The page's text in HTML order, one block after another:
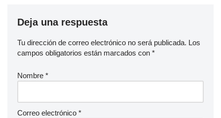
Deja una respuesta
Tu dirección de correo electrónico no será publicada. Los
campos obligatorios están marcados con *
Nombre *
Correo electrónico *